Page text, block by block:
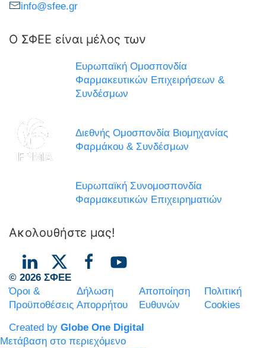
info@sfee.gr
Ο ΣΦΕΕ είναι μέλος των
Ευρωπαϊκή Ομοσπονδία
Φαρμακευτικών Επιχειρήσεων &
Συνδέσμων
Διεθνής Ομοσπονδία Βιομηχανίας
Φαρμάκου & Συνδέσμων
Ευρωπαϊκή Συνομοσπονδία
Φαρμακευτικών Επιχειρηματιών
Ακολουθήστε μας!
© 2026 ΣΦΕΕ
Όροι &
Προϋποθέσεις
Δήλωση
Απορρήτου
Αποποίηση
Ευθυνών
Πολιτική
Cookies
Created by Globe One Digital
Μετάβαση στο περιεχόμενο